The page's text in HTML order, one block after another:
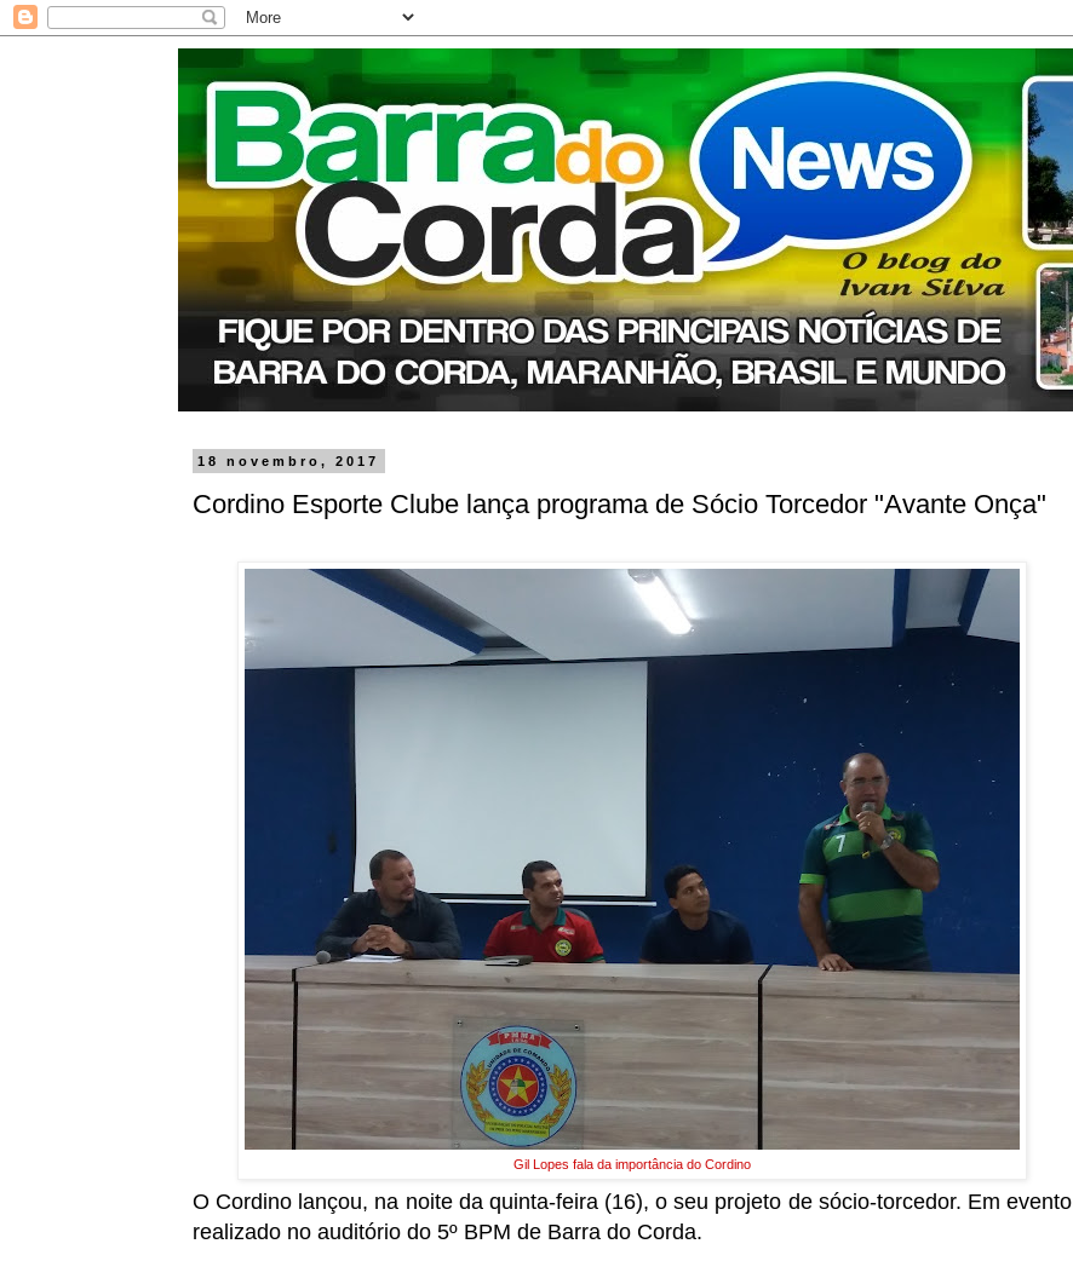
18 novembro, 2017
Cordino Esporte Clube lança programa de Sócio Torcedor "Avante Onça"
Gil Lopes fala da importância do Cordino
O Cordino lançou, na noite da quinta-feira (16), o seu projeto de sócio-torcedor. Em evento
realizado no auditório do 5º BPM de Barra do Corda.